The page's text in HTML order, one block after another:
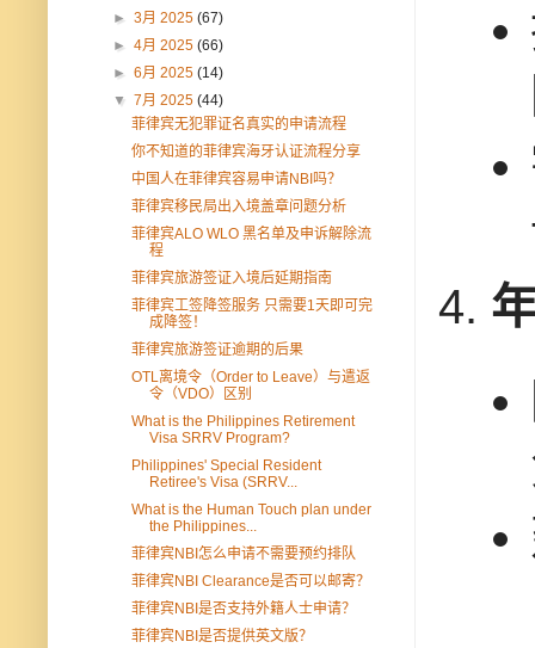
►3月 2025(67)
►4月 2025(66)
►6月 2025(14)
▼7月 2025(44)
菲律宾无犯罪证名真实的申请流程
你不知道的菲律宾海牙认证流程分享
中国人在菲律宾容易申请NBI吗？
菲律宾移民局出入境盖章问题分析
菲律宾ALO WLO 黑名单及申诉解除流
程
菲律宾旅游签证入境后延期指南
菲律宾工签降签服务 只需要1天即可完
成降签！
菲律宾旅游签证逾期的后果
OTL离境令（Order to Leave）与遣返
令（VDO）区别
What is the Philippines Retirement
Visa SRRV Program?
Philippines' Special Resident
Retiree's Visa (SRRV...
What is the Human Touch plan under
the Philippines...
菲律宾NBI怎么申请不需要预约排队
菲律宾NBI Clearance是否可以邮寄？
菲律宾NBI是否支持外籍人士申请？
菲律宾NBI是否提供英文版？